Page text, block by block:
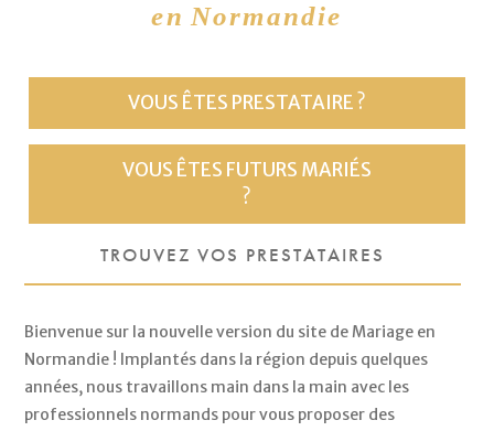
en Normandie
VOUS ÊTES PRESTATAIRE ?
VOUS ÊTES FUTURS MARIÉS
?
TROUVEZ VOS PRESTATAIRES
Bienvenue sur la nouvelle version du site de Mariage en
Normandie ! Implantés dans la région depuis quelques
années, nous travaillons main dans la main avec les
professionnels normands pour vous proposer des